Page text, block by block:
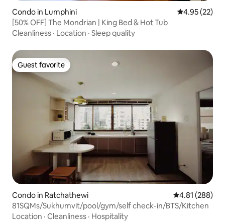
Condo in Lumphini 4.95 out of 5
4.95 (22)
[50% OFF] The Mondrian | King Bed & Hot Tub
Cleanliness · Location · Sleep quality
Guest favorite
Guest favorite
Condo in Ratchathewi 4.81 out of 5
4.81 (288)
81SQMs/Sukhumvit/pool/gym/self check-in/BTS/Kitchen
Location · Cleanliness · Hospitality